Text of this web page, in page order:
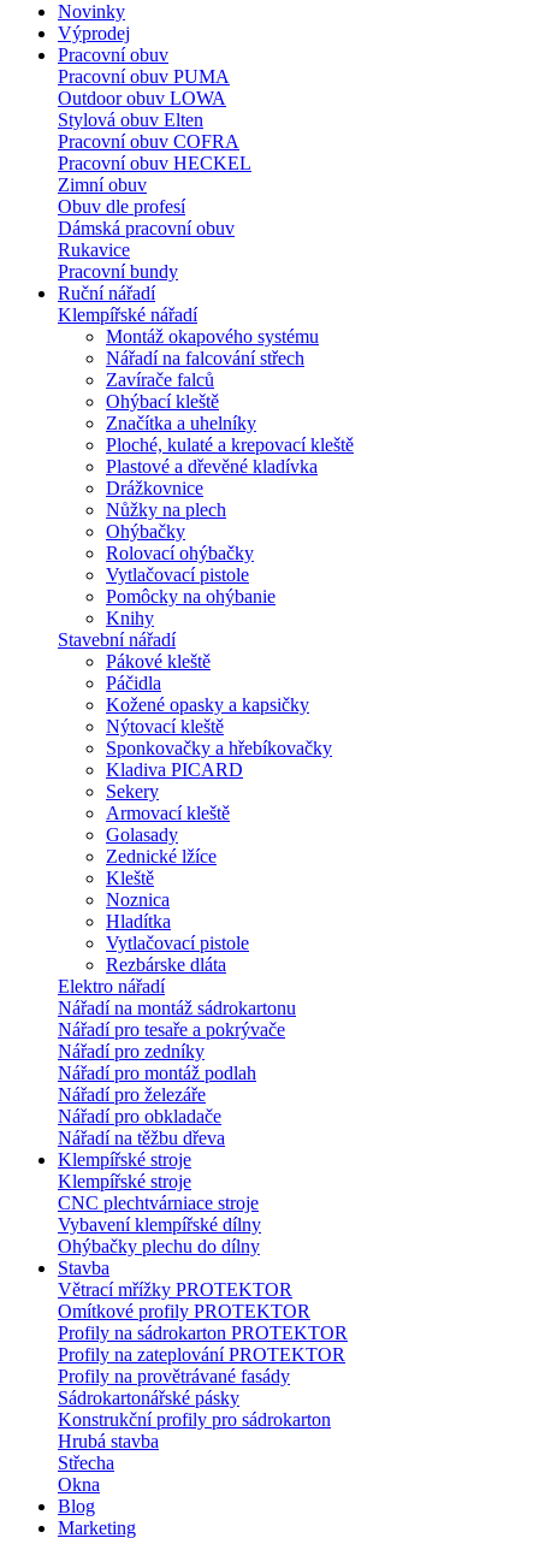
Novinky
Výprodej
Pracovní obuv
Pracovní obuv PUMA
Outdoor obuv LOWA
Stylová obuv Elten
Pracovní obuv COFRA
Pracovní obuv HECKEL
Zimní obuv
Obuv dle profesí
Dámská pracovní obuv
Rukavice
Pracovní bundy
Ruční nářadí
Klempířské nářadí
Montáž okapového systému
Nářadí na falcování střech
Zavírače falců
Ohýbací kleště
Značítka a uhelníky
Ploché, kulaté a krepovací kleště
Plastové a dřevěné kladívka
Drážkovnice
Nůžky na plech
Ohýbačky
Rolovací ohýbačky
Vytlačovací pistole
Pomôcky na ohýbanie
Knihy
Stavební nářadí
Pákové kleště
Páčidla
Kožené opasky a kapsičky
Nýtovací kleště
Sponkovačky a hřebíkovačky
Kladiva PICARD
Sekery
Armovací kleště
Golasady
Zednické lžíce
Kleště
Noznica
Hladítka
Vytlačovací pistole
Rezbárske dláta
Elektro nářadí
Nářadí na montáž sádrokartonu
Nářadí pro tesaře a pokrývače
Nářadí pro zedníky
Nářadí pro montáž podlah
Nářadí pro železáře
Nářadí pro obkladače
Nářadí na těžbu dřeva
Klempířské stroje
Klempířské stroje
CNC plechtvárniace stroje
Vybavení klempířské dílny
Ohýbačky plechu do dílny
Stavba
Větrací mřížky PROTEKTOR
Omítkové profily PROTEKTOR
Profily na sádrokarton PROTEKTOR
Profily na zateplování PROTEKTOR
Profily na provětrávané fasády
Sádrokartonářské pásky
Konstrukční profily pro sádrokarton
Hrubá stavba
Střecha
Okna
Blog
Marketing